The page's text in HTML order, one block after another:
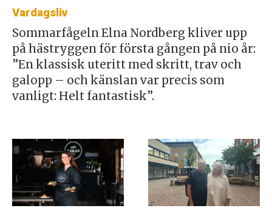
Vardagsliv
Sommarfågeln Elna Nordberg kliver upp
på hästryggen för första gången på nio år:
”En klassisk uteritt med skritt, trav och
galopp – och känslan var precis som
vanligt: Helt fantastisk”.